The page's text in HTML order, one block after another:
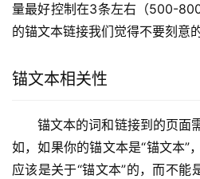
量最好控制在3条左右（500-
的锚文本链接我们觉得不要刻意
锚文本相关性
锚文本的词和链接到的页面
如，如果你的锚文本是“锚文本”
应该是关于“锚文本”的，而不能